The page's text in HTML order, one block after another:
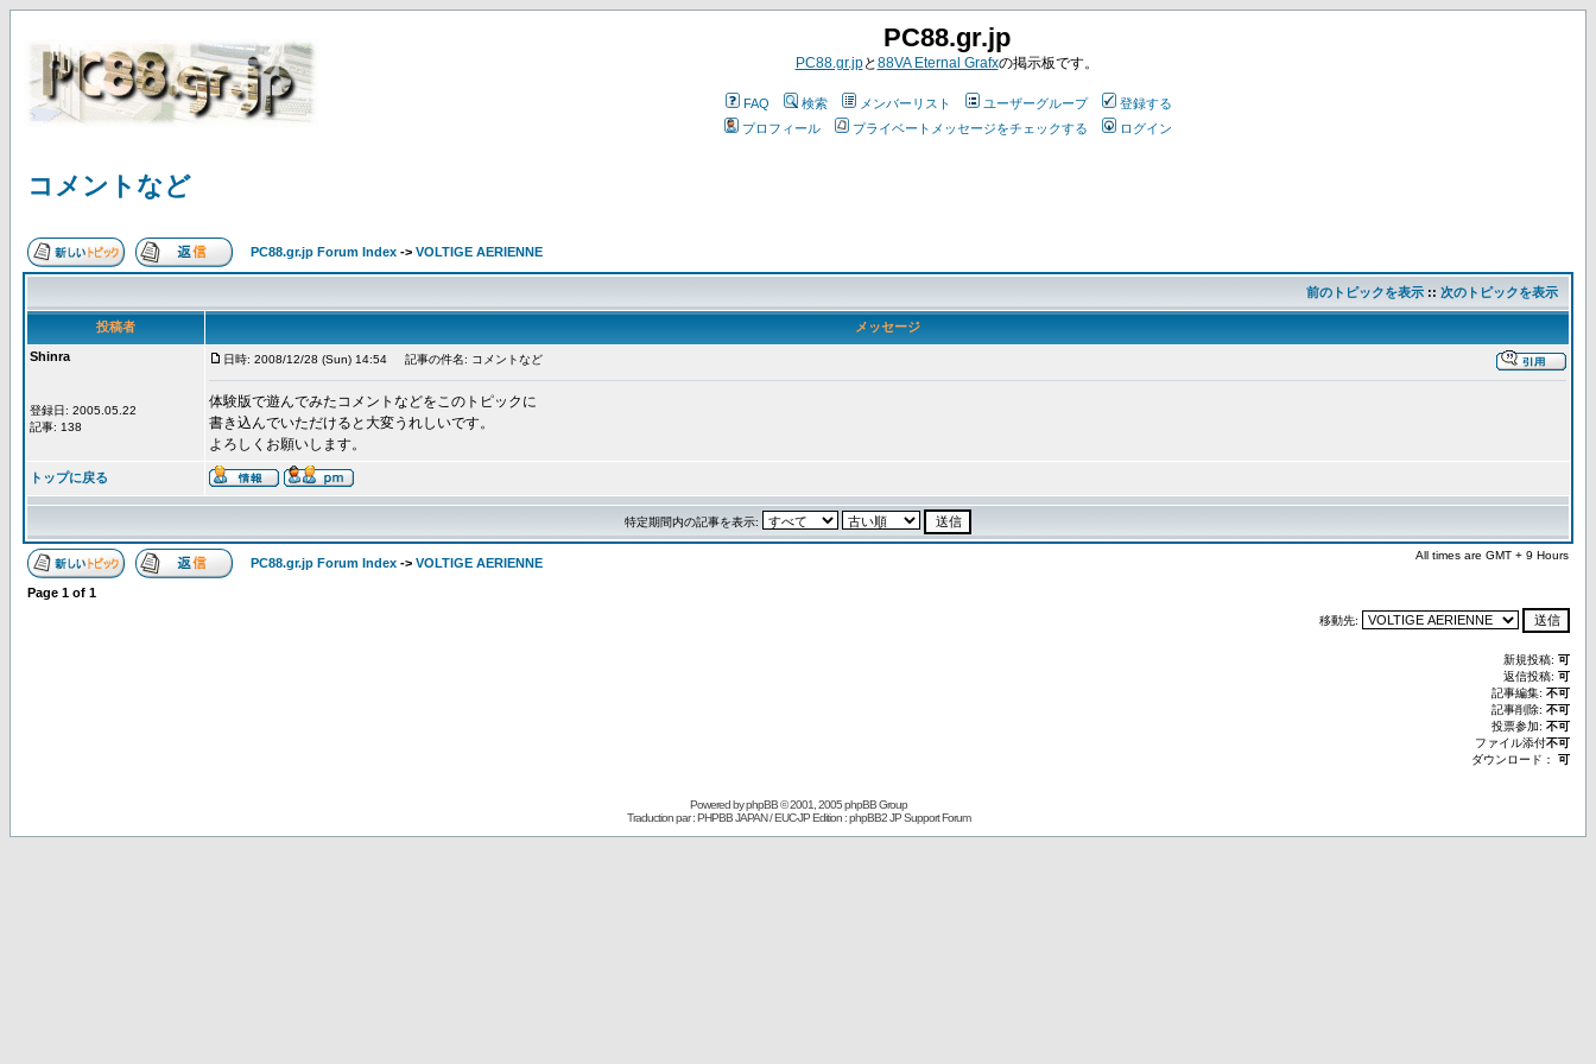
PC88.gr.jp
PC88.gr.jpと88VA Eternal Grafxの掲示板です。
FAQ 検索 メンバーリスト ユーザーグループ
登録する
プロフィール
プライベートメッセージをチェックする ログイン
コメントなど
PC88.gr.jp Forum Index -> VOLTIGE AERIENNE
前のトピックを表示 :: 次のトピックを表示
投稿者 メッセージ
Shinra
登録日: 2005.05.22
記事: 138
日時: 2008/12/28 (Sun) 14:54 記事の件名: コメントなど
体験版で遊んでみたコメントなどをこのトピックに
書き込んでいただけると大変うれしいです。
よろしくお願いします。
トップに戻る
特定期間内の記事を表示:
PC88.gr.jp Forum Index -> VOLTIGE AERIENNE
All times are GMT + 9 Hours
Page 1 of 1
移動先:
新規投稿: 可
返信投稿: 可
記事編集: 不可
記事削除: 不可
投票参加: 不可
ファイル添付不可
ダウンロード： 可
Powered byphpBB© 2001, 2005 phpBB Group
Traduction par : PHPBB JAPAN / EUC-JP Edition :phpBB2 JP Support Forum